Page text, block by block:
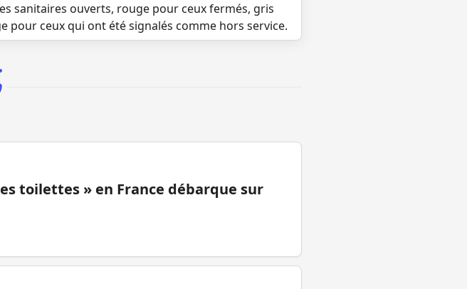
sanitaires ouverts, rouge pour ceux fermés, gris
ceux qui ont été signalés comme hors service.
toilettes » en France débarque sur